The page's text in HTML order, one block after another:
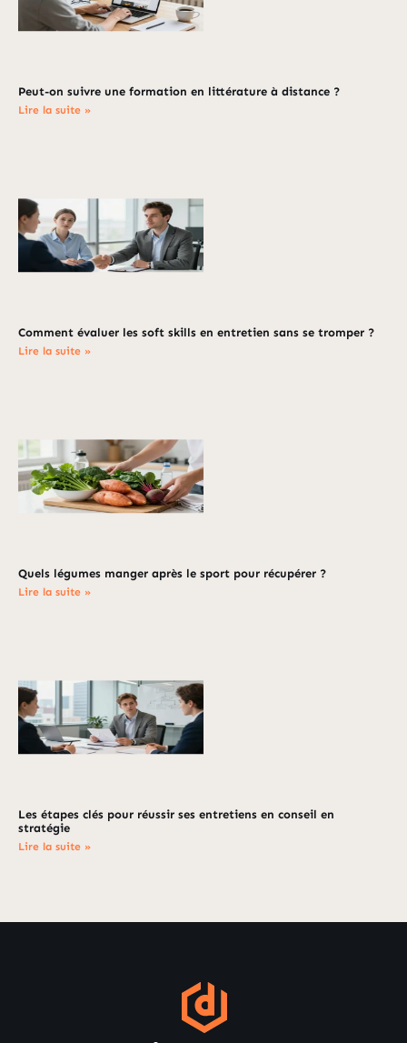
Peut-on suivre une formation en littérature à distance ?
Lire la suite »
Comment évaluer les soft skills en entretien sans se tromper ?
Lire la suite »
Quels légumes manger après le sport pour récupérer ?
Lire la suite »
Les étapes clés pour réussir ses entretiens en conseil en
stratégie
Lire la suite »